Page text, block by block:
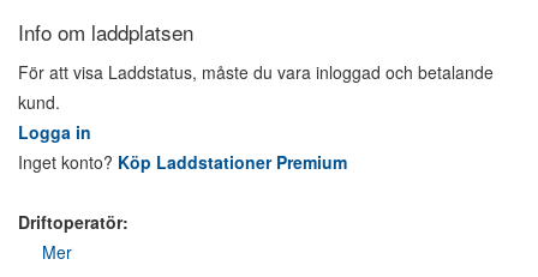
Info om laddplatsen
För att visa Laddstatus, måste du vara inloggad och betalande
kund.
Logga in
Inget konto? Köp Laddstationer Premium
Driftoperatör:
Mer